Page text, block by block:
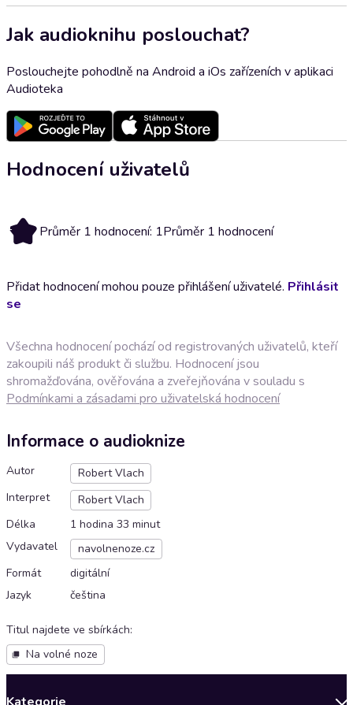
Jak audioknihu poslouchat?
Poslouchejte pohodlně na Android a iOs zařízeních v aplikaci
Audioteka
Hodnocení uživatelů
1 Průměr 1 hodnocení: 1Průměr 1 hodnocení
Přidat hodnocení mohou pouze přihlášení uživatelé. Přihlásit
se
Všechna hodnocení pochází od registrovaných uživatelů, kteří
zakoupili náš produkt či službu. Hodnocení jsou
shromažďována, ověřována a zveřejňována v souladu s
Podmínkami a zásadami pro uživatelská hodnocení
Informace o audioknize
Autor
Robert Vlach
Interpret
Robert Vlach
Délka
1 hodina 33 minut
Vydavatel
navolnenoze.cz
Formát
digitální
Jazyk
čeština
Titul najdete ve sbírkách:
Na volné noze